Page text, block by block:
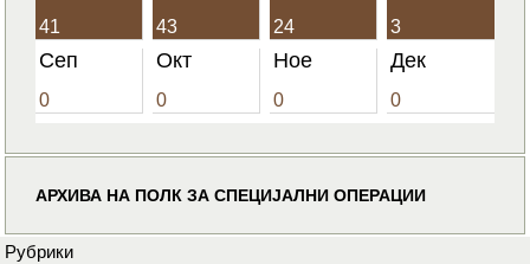
41 43 24 3
Сеп
0
Окт
0
Ное
0
Дек
0
АРХИВА НА ПОЛК ЗА СПЕЦИЈАЛНИ ОПЕРАЦИИ
Рубрики